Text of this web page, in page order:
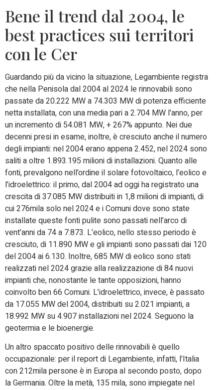
Bene il trend dal 2004, le
best practices sui territori
con le Cer
Guardando più da vicino la situazione, Legambiente registra
che nella Penisola dal 2004 al 2024 le rinnovabili sono
passate da 20.222 MW a 74.303 MW di potenza efficiente
netta installata, con una media pari a 2.704 MW l’anno, per
un incremento di 54.081 MW, + 267% appunto. Nei due
decenni presi in esame, inoltre, è cresciuto anche il numero
degli impianti: nel 2004 erano appena 2.452, nel 2024 sono
saliti a oltre 1.893.195 milioni di installazioni. Quanto alle
fonti, prevalgono nell’ordine il solare fotovoltaico, l’eolico e
l’idroelettrico: il primo, dal 2004 ad oggi ha registrato una
crescita di 37.085 MW distribuiti in 1,8 milioni di impianti, di
cui 276mila solo nel 2024 e i Comuni dove sono state
installate queste fonti pulite sono passati nell’arco di
vent’anni da 74 a 7.873. L’eolico, nello stesso periodo è
cresciuto, di 11.890 MW e gli impianti sono passati dai 120
del 2004 ai 6.130. Inoltre, 685 MW di eolico sono stati
realizzati nel 2024 grazie alla realizzazione di 84 nuovi
impianti che, nonostante le tante opposizioni, hanno
coinvolto ben 66 Comuni. L’idroelettrico, invece, è passato
da 17.055 MW del 2004, distribuiti su 2.021 impianti, a
18.992 MW su 4.907 installazioni nel 2024. Seguono la
geotermia e le bioenergie.
Un altro spaccato positivo delle rinnovabili è quello
occupazionale: per il report di Legambiente, infatti, l’Italia
con 212mila persone è in Europa al secondo posto, dopo
la Germania. Oltre la metà, 135 mila, sono impiegate nel